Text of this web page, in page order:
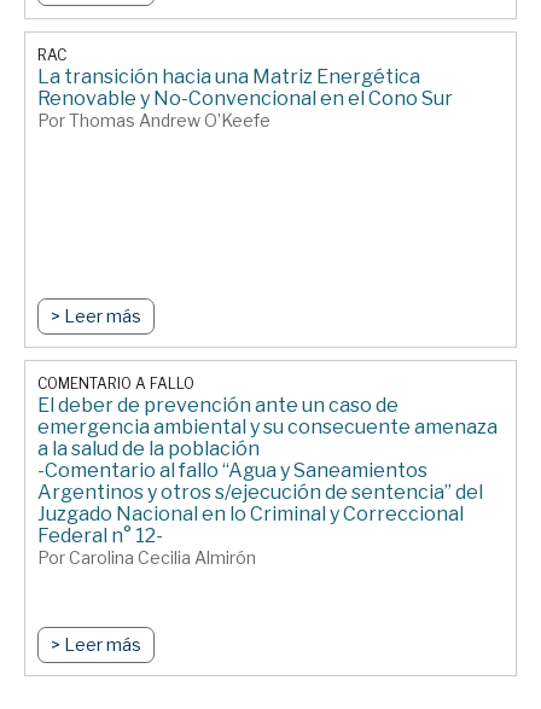
RAC
La transición hacia una Matriz Energética
Renovable y No-Convencional en el Cono Sur
Por Thomas Andrew O’Keefe
> Leer más
COMENTARIO A FALLO
El deber de prevención ante un caso de
emergencia ambiental y su consecuente amenaza
a la salud de la población
-Comentario al fallo “Agua y Saneamientos
Argentinos y otros s/ejecución de sentencia” del
Juzgado Nacional en lo Criminal y Correccional
Federal n° 12-
Por Carolina Cecilia Almirón
> Leer más